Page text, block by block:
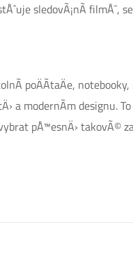
sledovÃ¡nÃ­ filmÅ¯,
poÄÃ­taÄe,
a modernÃ­m designu. To
pÅ™esnÄ› takovÃ©